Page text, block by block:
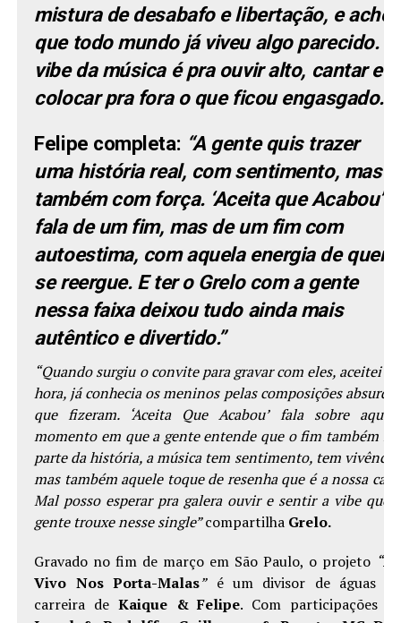
mistura de desabafo e libertação, e acho
que todo mundo já viveu algo parecido. A
vibe da música é pra ouvir alto, cantar e
colocar pra fora o que ficou engasgado.”
Felipe completa: “A gente quis trazer
uma história real, com sentimento, mas
também com força. ‘Aceita que Acabou’
fala de um fim, mas de um fim com
autoestima, com aquela energia de quem
se reergue. E ter o Grelo com a gente
nessa faixa deixou tudo ainda mais
autêntico e divertido.”
“Quando surgiu o convite para gravar com eles, aceitei na
hora, já conhecia os meninos pelas composições absurdas
que fizeram. ‘Aceita Que Acabou’ fala sobre aquele
momento em que a gente entende que o fim também faz
parte da história, a música tem sentimento, tem vivência,
mas também aquele toque de resenha que é a nossa cara.
Mal posso esperar pra galera ouvir e sentir a vibe que a
gente trouxe nesse single”compartilha Grelo.
Gravado no fim de março em São Paulo, o projeto “Ao
Vivo Nos Porta-Malas”é um divisor de águas na
carreira de Kaique & Felipe. Com participações de